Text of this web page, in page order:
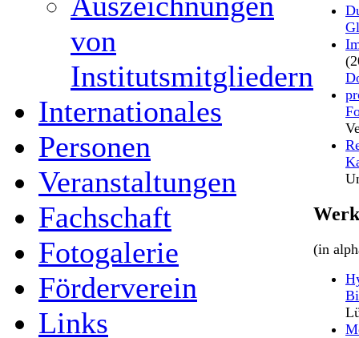
von
Institutsmitgliedern
Internationales
Personen
Veranstaltungen
Fachschaft
Fotogalerie
Förderverein
Links
(in